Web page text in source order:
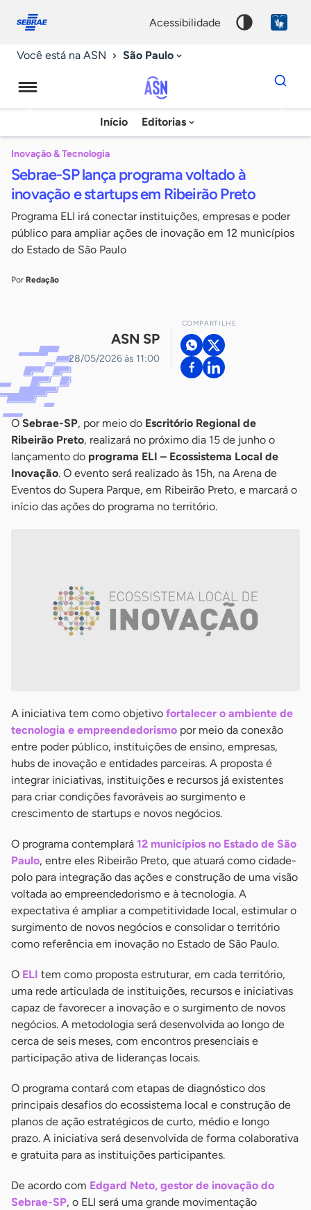
conosco
acessibilidade
Você está na ASN São Paulo
Agência
Sebrae
Notícias
Início Editorias
Dados
para
chave
Inovação & Tecnologia
Sebrae-SP lança programa voltado à
inovação e startups em Ribeirão Preto
Programa ELI irá conectar instituições, empresas e poder
público para ampliar ações de inovação em 12 municípios
do Estado de São Paulo
Por Redação
ASN SP
28/05/2026 às 11:00
COMPARTILHE
O Sebrae-SP, por meio do Escritório Regional de
Ribeirão Preto, realizará no próximo dia 15 de junho o
lançamento do programa ELI – Ecossistema Local de
Inovação. O evento será realizado às 15h, na Arena de
Eventos do Supera Parque, em Ribeirão Preto, e marcará o
início das ações do programa no território.
A iniciativa tem como objetivo fortalecer o ambiente de
tecnologia e empreendedorismo por meio da conexão
entre poder público, instituições de ensino, empresas,
hubs de inovação e entidades parceiras. A proposta é
integrar iniciativas, instituições e recursos já existentes
para criar condições favoráveis ao surgimento e
crescimento de startups e novos negócios.
O programa contemplará 12 municípios no Estado de São
Paulo, entre eles Ribeirão Preto, que atuará como cidade-
polo para integração das ações e construção de uma visão
voltada ao empreendedorismo e à tecnologia. A
expectativa é ampliar a competitividade local, estimular o
surgimento de novos negócios e consolidar o território
como referência em inovação no Estado de São Paulo.
O ELI tem como proposta estruturar, em cada território,
uma rede articulada de instituições, recursos e iniciativas
capaz de favorecer a inovação e o surgimento de novos
negócios. A metodologia será desenvolvida ao longo de
cerca de seis meses, com encontros presenciais e
participação ativa de lideranças locais.
O programa contará com etapas de diagnóstico dos
principais desafios do ecossistema local e construção de
planos de ação estratégicos de curto, médio e longo
prazo. A iniciativa será desenvolvida de forma colaborativa
e gratuita para as instituições participantes.
De acordo com Edgard Neto, gestor de inovação do
Sebrae-SP, o ELI será uma grande movimentação